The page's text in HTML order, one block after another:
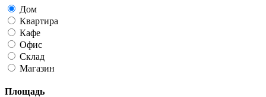
Дом
Квартира
Кафе
Офис
Склад
Магазин
Площадь